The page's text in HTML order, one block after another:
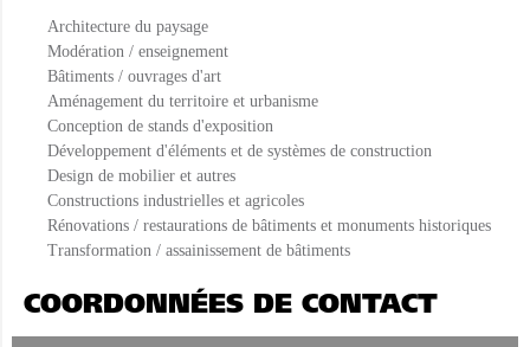
Architecture du paysage
Modération / enseignement
Bâtiments / ouvrages d'art
Aménagement du territoire et urbanisme
Conception de stands d'exposition
Développement d'éléments et de systèmes de construction
Design de mobilier et autres
Constructions industrielles et agricoles
Rénovations / restaurations de bâtiments et monuments historiques
Transformation / assainissement de bâtiments
COORDONNÉES DE CONTACT